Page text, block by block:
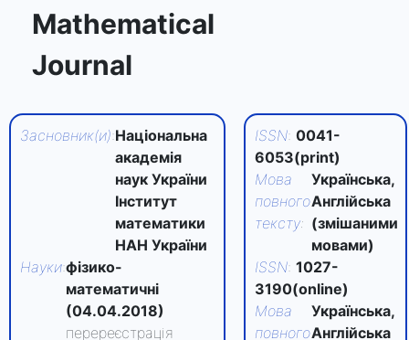
Mathematical
Journal
Засновник(и):Національна
академія
наук України
Інститут
математики
НАН України
Науки:фізико-
математичні
(04.04.2018)
перереєстрація
ISSN: 0041-
6053(print)
Мова
повного
тексту:
Українська,
Англійська
(змішаними
мовами)
ISSN: 1027-
3190(online)
Мова
повного
Українська,
Англійська